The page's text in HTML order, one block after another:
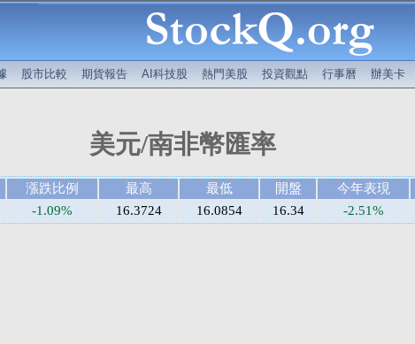
股市比較 期貨報告 AI科技股 熱門美股 投資觀點 行事曆 辦美卡
美元/南非幣匯率
漲跌比例 最高 最低 開盤 今年表現
-1.09% 16.3724 16.0854 16.34 -2.51%